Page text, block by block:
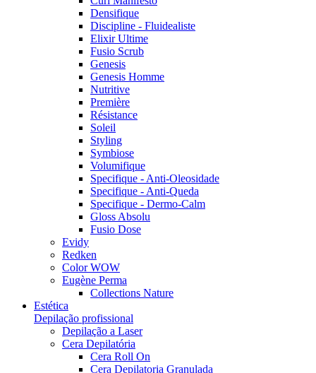
Densifique
Discipline - Fluidealiste
Elixir Ultime
Fusio Scrub
Genesis
Genesis Homme
Nutritive
Première
Résistance
Soleil
Styling
Symbiose
Volumifique
Specifique - Anti-Oleosidade
Specifique - Anti-Queda
Specifique - Dermo-Calm
Gloss Absolu
Fusio Dose
Evidy
Redken
Color WOW
Eugène Perma
Collections Nature
Estética
Depilação profissional
Depilação a Laser
Cera Depilatória
Cera Roll On
Cera Depilatoria Granulada